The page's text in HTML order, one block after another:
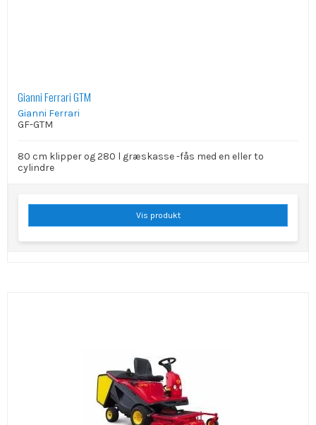
Gianni Ferrari GTM
Gianni Ferrari
GF-GTM
80 cm klipper og 280 l græskasse -fås med en eller to
cylindre
Vis produkt